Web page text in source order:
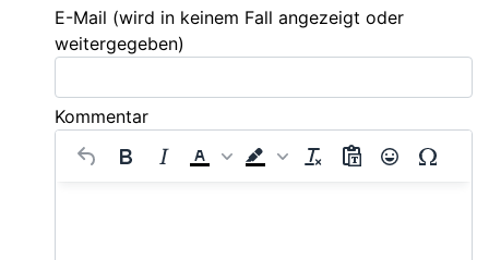
E-Mail (wird in keinem Fall angezeigt oder
weitergegeben)
Kommentar